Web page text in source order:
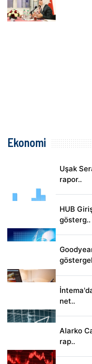
Ekonomi
Uşak
rapor..
HUB
gösterg..
net..
Alarko
rap..